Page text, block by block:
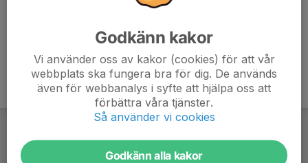
Godkänn kakor
Vi använder oss av kakor (cookies) för att vår
webbplats ska fungera bra för dig. De används
även för webbanalys i syfte att hjälpa oss att
förbättra våra tjänster.
Så använder vi cookies
Godkänn alla kakor